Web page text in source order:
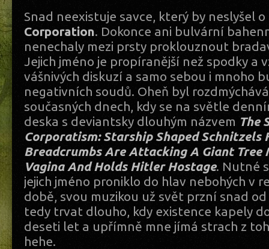
Snad neexistuje savce, který by neslyšel
Corporation. Dokonce ani bulvární
nenechaly mezi prsty proklouznout
Jejich jméno je propíranější než spodky a
vášnivých diskuzí a samo sebou i mnoho
negativních soudů. Oheň byl
současných dnech, kdy se na světle
deska s deviantsky dlouhým názvem The
Corporatism: Starship Shaped Schnitzels
Breadcrumbs Are Attacking A Giant Tree
Vagina And Holds Hitler Hostage. Nutné
jejich jméno proniklo do hlav nebohých v
době, svou muzikou už svět przní snad
tedy trvat dlouho, kdy existence kapely
deseti let a upřímně mne jímá strach z
hehe.